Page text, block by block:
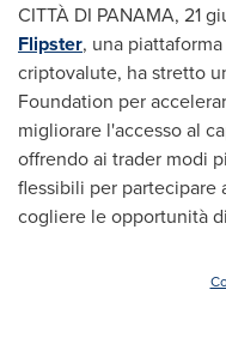
CITTÀ DI PANAMA, 21
Flipster, una
criptovalute, ha stretto
Foundation per
migliorare l'accesso al
offrendo ai trader modi
flessibili per
cogliere le opportunità